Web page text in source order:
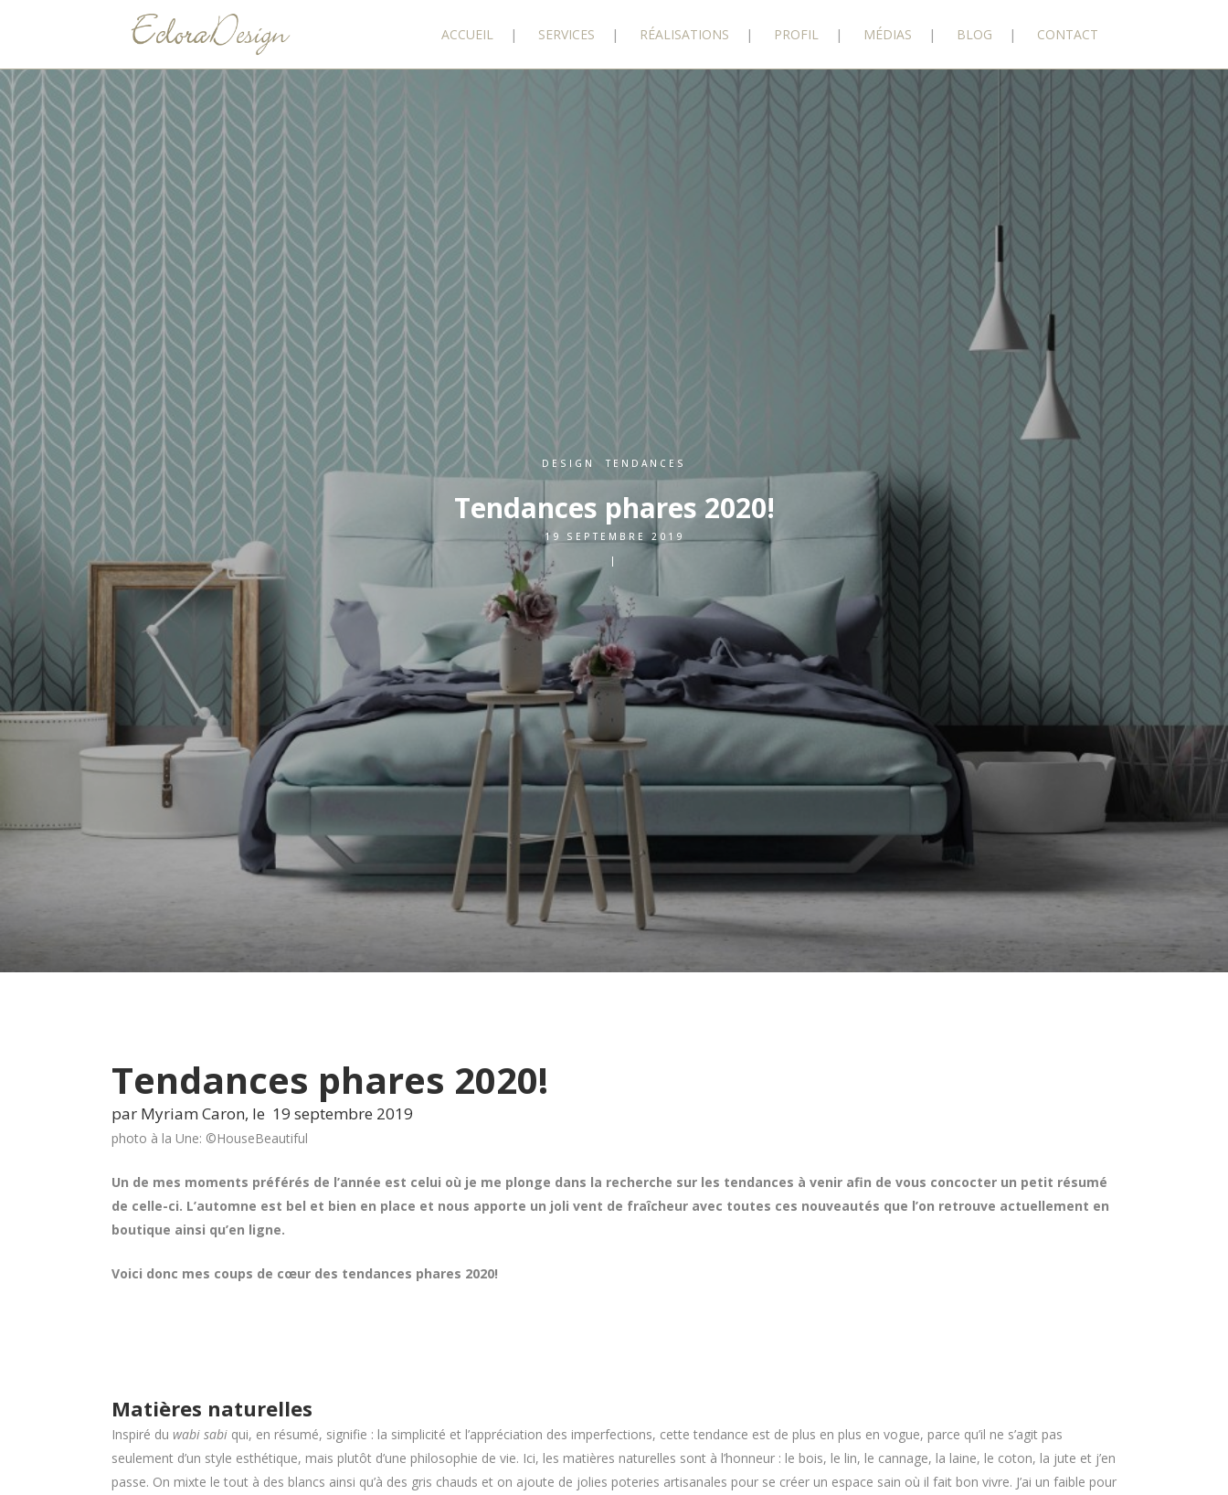
ACCUEIL SERVICES RÉALISATIONS PROFIL MÉDIAS BLOG CONTACT
DESIGN TENDANCES
Tendances phares 2020!
19 SEPTEMBRE 2019
|
Tendances phares 2020!
par Myriam Caron, le 19 septembre 2019
photo à la Une: ©HouseBeautiful
Un de mes moments préférés de l’année est celui où je me plonge dans la recherche sur les tendances à venir afin de vous concocter un petit résumé
de celle-ci. L’automne est bel et bien en place et nous apporte un joli vent de fraîcheur avec toutes ces nouveautés que l’on retrouve actuellement en
boutique ainsi qu’en ligne.
Voici donc mes coups de cœur des tendances phares 2020!
Matières naturelles
Inspiré du wabi sabi qui, en résumé, signifie : la simplicité et l’appréciation des imperfections, cette tendance est de plus en plus en vogue, parce qu’il ne s’agit pas
seulement d’un style esthétique, mais plutôt d’une philosophie de vie. Ici, les matières naturelles sont à l’honneur : le bois, le lin, le cannage, la laine, le coton, la jute et j’en
passe. On mixte le tout à des blancs ainsi qu’à des gris chauds et on ajoute de jolies poteries artisanales pour se créer un espace sain où il fait bon vivre. J’ai un faible pour